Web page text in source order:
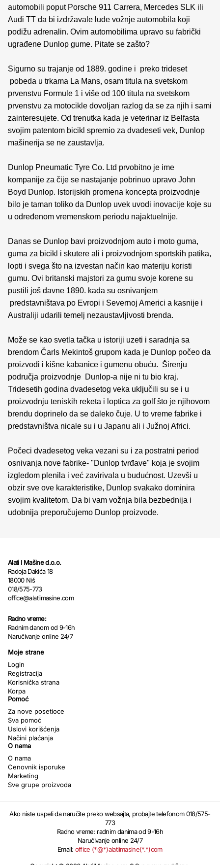
automobili poput Porsche 911 Carrera, Mercedes SLK ili
Audi TT da bi izdržavale lude vožnje automobila koji
podižu adrenalin. Ovim automobilima upravo su fabrički
ugrađene Dunlop gume. Pitate se zašto?
Sigurno su trajanje od 1889. godine i preko trideset
pobeda u trkama La Mans, osam titula na svetskom
prvenstvu Formule 1 i više od 100 titula na svetskom
prvenstvu za motocikle dovoljan razlog da se za njih i sami
zainteresujete. Od trenutka kada je veterinar iz Belfasta
svojim patentom bicikl spremio za dvadeseti vek, Dunlop
mašinerija se ne zaustavlja.
Dunlop Pneumatic Tyre Co. Ltd prvobitno je ime
kompanije za čije se nastajanje pobrinuo upravo John
Boyd Dunlop. Istorijskih promena koncepta proizvodnje
bilo je taman toliko da Dunlop uvek uvodi inovacije koje su
u određenom vremenskom periodu najaktuelnije.
Danas se Dunlop bavi proizvodnjom auto i moto guma,
guma za bicikl i skutere ali i proizvodnjom sportskih patika,
lopti i svega što na izvestan način kao materiju koristi
gumu. Ovi britanski majstori za gumu svoje korene su
pustili još davne 1890. kada su osnivanjem
predstavništava po Evropi i Severnoj Americi a kasnije i
Australiji udarili temelj nezaustavljivosti brenda.
Može se kao svetla tačka u istoriji uzeti i saradnja sa
brendom Čarls Mekintoš grupom kada je Dunlop počeo da
proizvodi i kišne kabanice i gumenu obuću. Širenju
područja proizvodnje Dunlop-a nije ni tu bio kraj.
Tridesetih godina dvadesetog veka uključili su se i u
proizvodnju teniskih reketa i loptica za golf što je njihovom
brendu doprinelo da se daleko čuje. U to vreme fabrike i
predstavništva nicale su i u Japanu ali i Južnoj Africi.
Počeci dvadesetog veka vezani su i za postratni period
osnivanja nove fabrike- "Dunlop tvrđave" koja je svojim
izgledom plenila i već zavirivala u budućnost. Uzevši u
obzir sve ove karakteristike, Dunlop svakako dominira
svojim kvalitetom. Da bi vam vožnja bila bezbednija i
udobnija preporučujemo Dunlop proizvode.
Alati I Mašine d.o.o.
Radoja Dakića 18
18000 Niš
018/575-773
office@alatiimasine.com
Radno vreme:
Radnim danom od 9-16h
Naručivanje online 24/7
Moje strane
Login
Registracija
Korisnička strana
Korpa
Pomoć
Za nove posetioce
Sva pomoć
Uslovi korišćenja
Načini plaćanja
O nama
O nama
Cenovnik isporuke
Marketing
Sve grupe proizvoda
Ako niste uspeli da naručite preko websajta, probajte telefonom 018/575-
773
Radno vreme: radnim danima od 9-16h
Naručivanje online 24/7
Email: office (*@*)alatiimasine(*.*)com